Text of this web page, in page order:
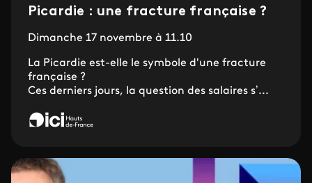
Picardie : une fracture française ?
Dimanche 17 novembre à 11.10
La Picardie est-elle le symbole d'une fracture
française ?
Ces derniers jours, la question des salaires s’...